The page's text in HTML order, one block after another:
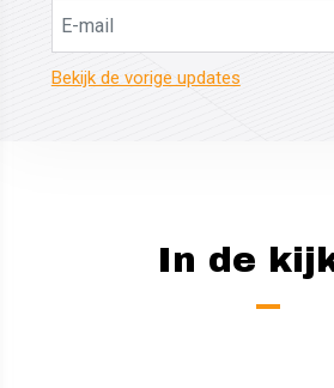
Bekijk de vorige updates
In de